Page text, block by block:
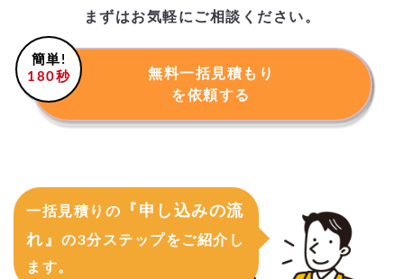
まずはお気軽にご相談ください。
簡単!
180秒
無料一括見積もり
を依頼する
一括見積りの
『申し込みの流
れ』 の3分ステップをご紹介し
ます。